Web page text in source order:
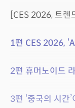
[CES 2026, 트렌
1편 CES 2026,
2편 휴머노이드
3편 ‘중국의 시간